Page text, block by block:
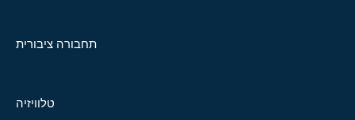
תחבורה ציבורית
טלוויזיה